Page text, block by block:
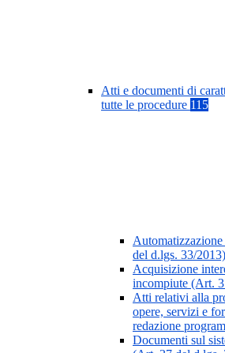
Atti e documenti di
tutte le procedure 115
del d.lgs. 33/2013)
Acquisizione
incompiute (Art.
Atti relativi alla
opere, servizi e
redazione
Documenti sul